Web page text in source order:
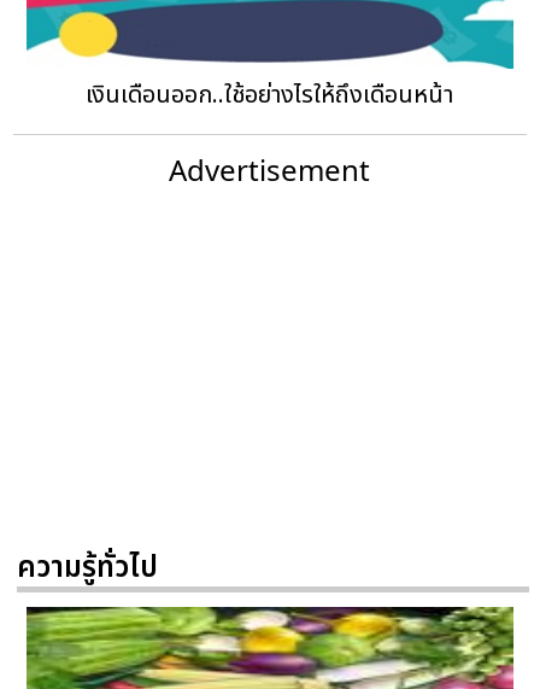
เงินเดือนออก..ใช้อย่างไรให้ถึงเดือนหน้า
Advertisement
ความรู้ทั่วไป